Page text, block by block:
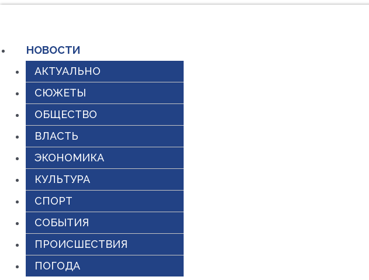
содержимому
НОВОСТИ
АКТУАЛЬНО
СЮЖЕТЫ
ОБЩЕСТВО
ВЛАСТЬ
ЭКОНОМИКА
КУЛЬТУРА
СПОРТ
СОБЫТИЯ
ПРОИСШЕСТВИЯ
ПОГОДА